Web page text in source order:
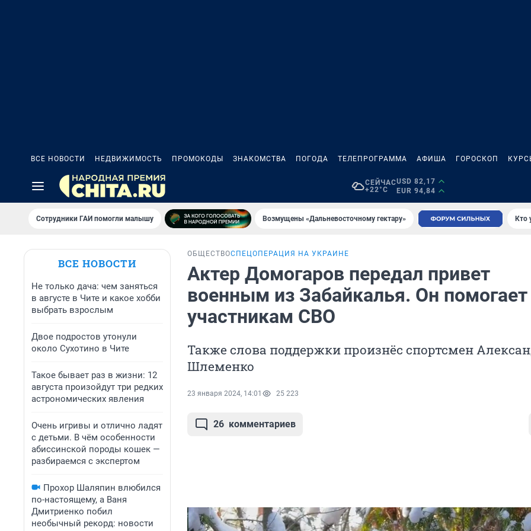
ВСЕ НОВОСТИ НЕДВИЖИМОСТЬ ПРОМОКОДЫ ЗНАКОМСТВА ПОГОДА ТЕЛЕПРОГРАММА АФИША ГОРОСКОП
СЕЙЧАС
+22°C
USD 82,17
EUR 94,84
Сотрудники ГАИ помогли малышу Возмущены «Дальневосточному гектару» Кто
ВСЕ НОВОСТИ
Не только дача: чем заняться
в августе в Чите и какое хобби
выбрать взрослым
Двое подростов утонули
около Сухотино в Чите
Такое бывает раз в жизни: 12
августа произойдут три редких
астрономических явления
Очень игривы и отлично ладят
с детьми. В чём особенности
абиссинской породы кошек —
разбираемся с экспертом
Прохор Шаляпин влюбился
по-настоящему, а Ваня
Дмитриенко побил
необычный рекорд: новости
ОБЩЕСТВОСПЕЦОПЕРАЦИЯ НА УКРАИНЕ
Актер Домогаров передал привет
военным из Забайкалья. Он помогает
участникам СВО
Также слова поддержки произнёс спортсмен
Шлеменко
23 января 2024, 14:01 25 223
26 комментариев